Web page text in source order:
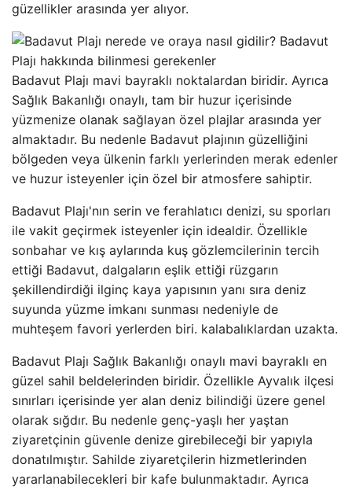
güzellikler arasında yer alıyor.
Badavut Plajı mavi bayraklı noktalardan biridir. Ayrıca
Sağlık Bakanlığı onaylı, tam bir huzur içerisinde
yüzmenize olanak sağlayan özel plajlar arasında yer
almaktadır. Bu nedenle Badavut plajının güzelliğini
bölgeden veya ülkenin farklı yerlerinden merak edenler
ve huzur isteyenler için özel bir atmosfere sahiptir.
Badavut Plajı'nın serin ve ferahlatıcı denizi, su sporları
ile vakit geçirmek isteyenler için idealdir. Özellikle
sonbahar ve kış aylarında kuş gözlemcilerinin tercih
ettiği Badavut, dalgaların eşlik ettiği rüzgarın
şekillendirdiği ilginç kaya yapısının yanı sıra deniz
suyunda yüzme imkanı sunması nedeniyle de
muhteşem favori yerlerden biri. kalabalıklardan uzakta.
Badavut Plajı Sağlık Bakanlığı onaylı mavi bayraklı en
güzel sahil beldelerinden biridir. Özellikle Ayvalık ilçesi
sınırları içerisinde yer alan deniz bilindiği üzere genel
olarak sığdır. Bu nedenle genç-yaşlı her yaştan
ziyaretçinin güvenle denize girebileceği bir yapıyla
donatılmıştır. Sahilde ziyaretçilerin hizmetlerinden
yararlanabilecekleri bir kafe bulunmaktadır. Ayrıca